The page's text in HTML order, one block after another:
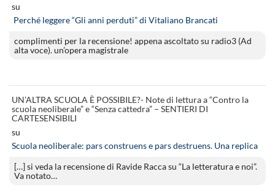
su
Perché leggere “Gli anni perduti” di Vitaliano Brancati
complimenti per la recensione! appena ascoltato su radio3 (Ad
alta voce). un’opera magistrale
UN’ALTRA SCUOLA È POSSIBILE?- Note di lettura a “Contro la
scuola neoliberale” e “Senza cattedra” – SENTIERI DI
CARTESENSIBILI
su
Scuola neoliberale: pars construens e pars destruens. Una replica
[…] si veda la recensione di Ravide Racca su “La letteratura e noi”.
Va notato…